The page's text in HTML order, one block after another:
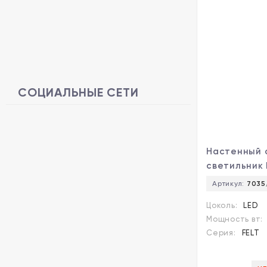
СОЦИАЛЬНЫЕ СЕТИ
Настенный
светильник
3000K 220V
Артикул:
Цоколь:
LED
Мощность вт:
Серия:
FELT